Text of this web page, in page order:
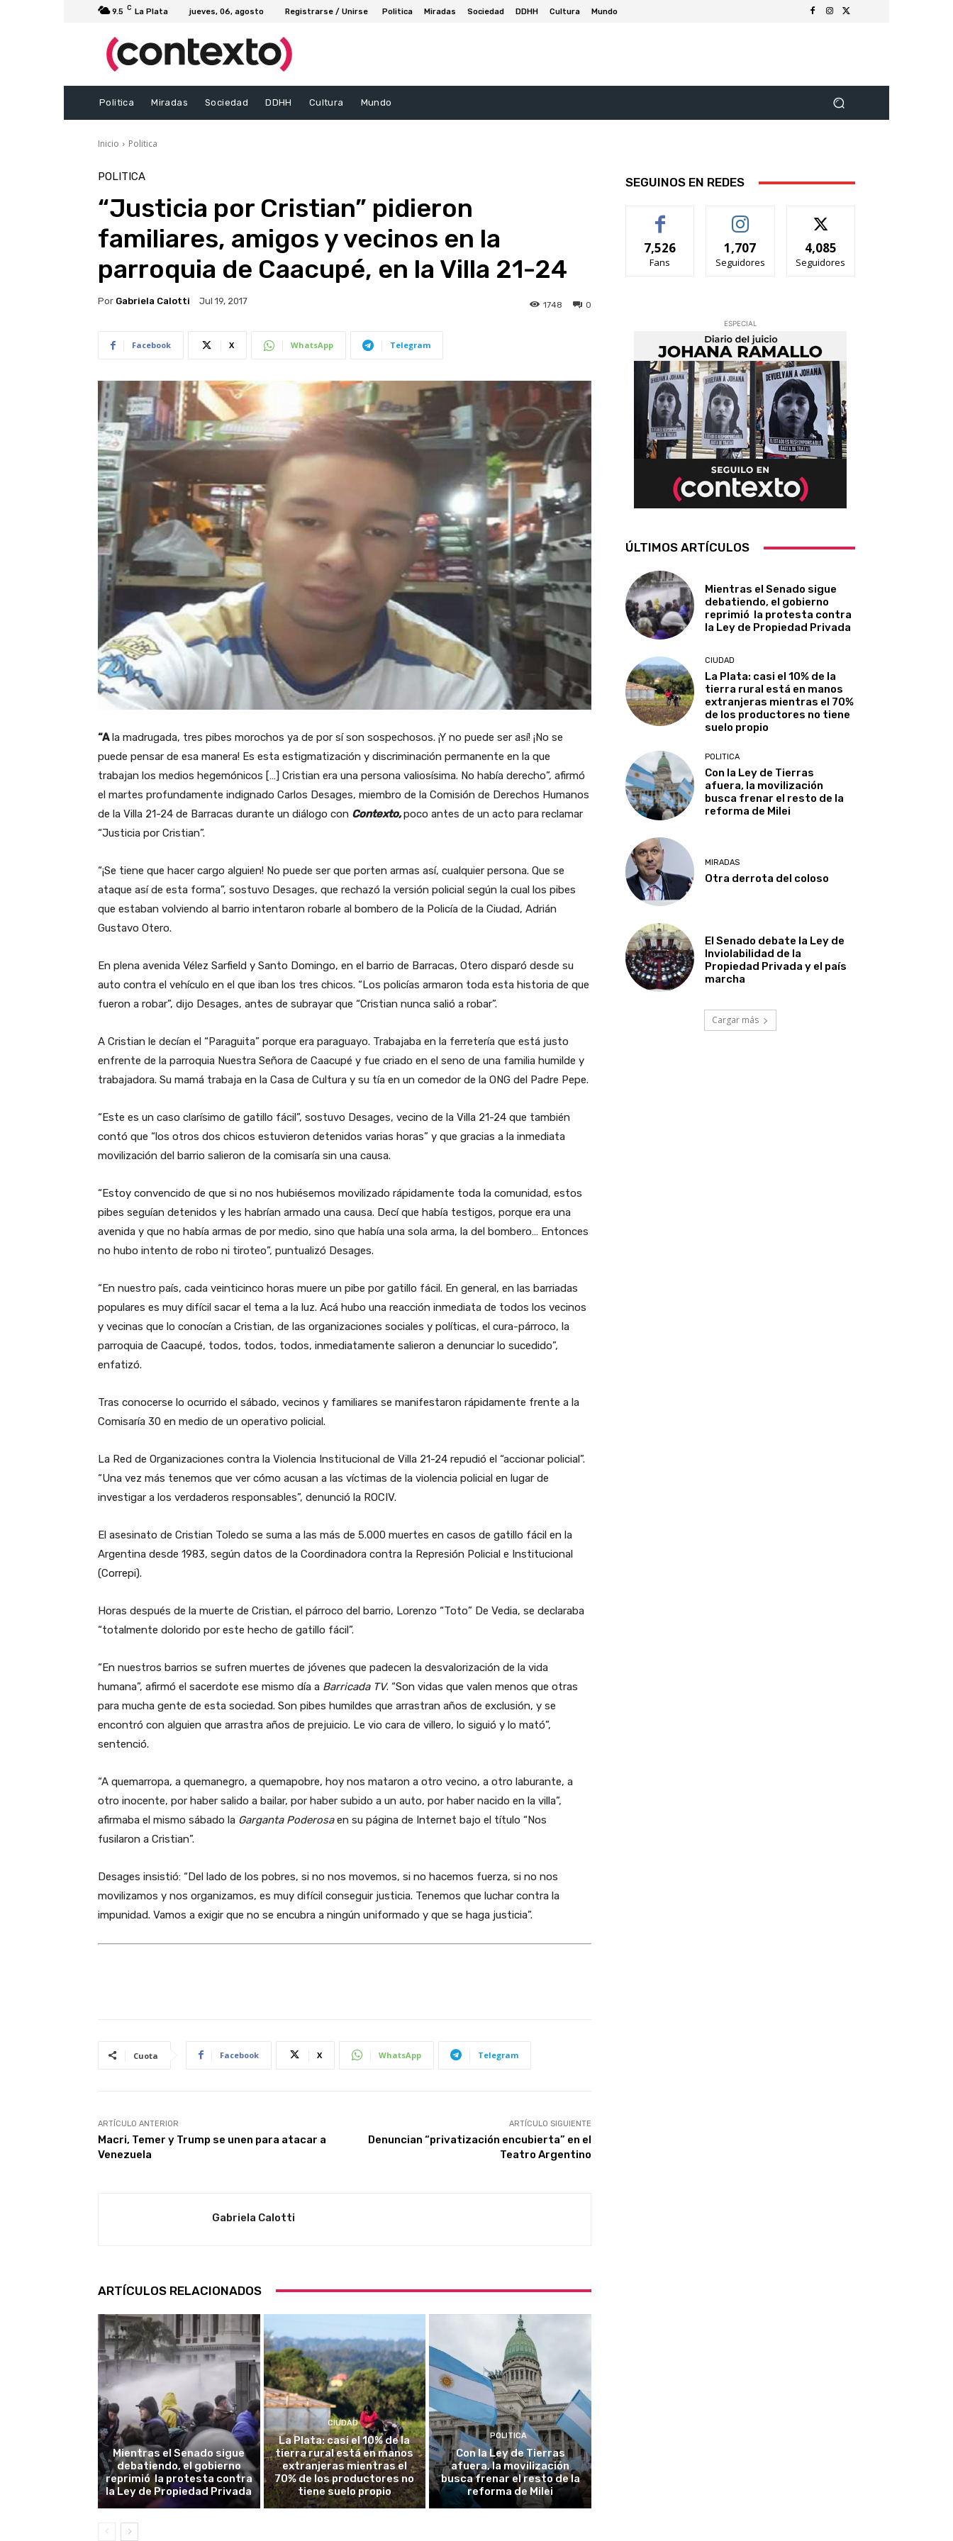
9.5 C La Plata jueves, 06, agosto Registrarse / Unirse Politica Miradas Sociedad DDHH Cultura Mundo
Politica Miradas Sociedad DDHH Cultura Mundo
Inicio Politica
POLITICA
“Justicia por Cristian” pidieron
familiares, amigos y vecinos en la
parroquia de Caacupé, en la Villa 21-24
Por Gabriela Calotti Jul 19, 2017 0
1748
Facebook X WhatsApp Telegram
“Ala madrugada, tres pibes morochos ya de por sí son sospechosos. ¡Y no puede ser así! ¡No se
puede pensar de esa manera! Es esta estigmatización y discriminación permanente en la que
trabajan los medios hegemónicos […] Cristian era una persona valiosísima. No había derecho”, afirmó
el martes profundamente indignado Carlos Desages, miembro de la Comisión de Derechos Humanos
de la Villa 21-24 de Barracas durante un diálogo con Contexto,poco antes de un acto para reclamar
“Justicia por Cristian”.
“¡Se tiene que hacer cargo alguien! No puede ser que porten armas así, cualquier persona. Que se
ataque así de esta forma”, sostuvo Desages, que rechazó la versión policial según la cual los pibes
que estaban volviendo al barrio intentaron robarle al bombero de la Policía de la Ciudad, Adrián
Gustavo Otero.
En plena avenida Vélez Sarfield y Santo Domingo, en el barrio de Barracas, Otero disparó desde su
auto contra el vehículo en el que iban los tres chicos. “Los policías armaron toda esta historia de que
fueron a robar”, dijo Desages, antes de subrayar que “Cristian nunca salió a robar”.
A Cristian le decían el “Paraguita” porque era paraguayo. Trabajaba en la ferretería que está justo
enfrente de la parroquia Nuestra Señora de Caacupé y fue criado en el seno de una familia humilde y
trabajadora. Su mamá trabaja en la Casa de Cultura y su tía en un comedor de la ONG del Padre Pepe.
“Este es un caso clarísimo de gatillo fácil”, sostuvo Desages, vecino de la Villa 21-24 que también
contó que “los otros dos chicos estuvieron detenidos varias horas” y que gracias a la inmediata
movilización del barrio salieron de la comisaría sin una causa.
“Estoy convencido de que si no nos hubiésemos movilizado rápidamente toda la comunidad, estos
pibes seguían detenidos y les habrían armado una causa. Decí que había testigos, porque era una
avenida y que no había armas de por medio, sino que había una sola arma, la del bombero… Entonces
no hubo intento de robo ni tiroteo”, puntualizó Desages.
“En nuestro país, cada veinticinco horas muere un pibe por gatillo fácil. En general, en las barriadas
populares es muy difícil sacar el tema a la luz. Acá hubo una reacción inmediata de todos los vecinos
y vecinas que lo conocían a Cristian, de las organizaciones sociales y políticas, el cura-párroco, la
parroquia de Caacupé, todos, todos, todos, inmediatamente salieron a denunciar lo sucedido”,
enfatizó.
Tras conocerse lo ocurrido el sábado, vecinos y familiares se manifestaron rápidamente frente a la
Comisaría 30 en medio de un operativo policial.
La Red de Organizaciones contra la Violencia Institucional de Villa 21-24 repudió el “accionar policial”.
“Una vez más tenemos que ver cómo acusan a las víctimas de la violencia policial en lugar de
investigar a los verdaderos responsables”, denunció la ROCIV.
El asesinato de Cristian Toledo se suma a las más de 5.000 muertes en casos de gatillo fácil en la
Argentina desde 1983, según datos de la Coordinadora contra la Represión Policial e Institucional
(Correpi).
Horas después de la muerte de Cristian, el párroco del barrio, Lorenzo “Toto” De Vedia, se declaraba
“totalmente dolorido por este hecho de gatillo fácil”.
“En nuestros barrios se sufren muertes de jóvenes que padecen la desvalorización de la vida
humana”, afirmó el sacerdote ese mismo día a Barricada TV. “Son vidas que valen menos que otras
para mucha gente de esta sociedad. Son pibes humildes que arrastran años de exclusión, y se
encontró con alguien que arrastra años de prejuicio. Le vio cara de villero, lo siguió y lo mató”,
sentenció.
“A quemarropa, a quemanegro, a quemapobre, hoy nos mataron a otro vecino, a otro laburante, a
otro inocente, por haber salido a bailar, por haber subido a un auto, por haber nacido en la villa”,
afirmaba el mismo sábado la Garganta Poderosaen su página de Internet bajo el título “Nos
fusilaron a Cristian”.
Desages insistió: “Del lado de los pobres, si no nos movemos, si no hacemos fuerza, si no nos
movilizamos y nos organizamos, es muy difícil conseguir justicia. Tenemos que luchar contra la
impunidad. Vamos a exigir que no se encubra a ningún uniformado y que se haga justicia”.
Cuota Facebook X WhatsApp Telegram
ARTÍCULO ANTERIOR
Macri, Temer y Trump se unen para atacar a
Venezuela
ARTÍCULO SIGUIENTE
Denuncian “privatización encubierta” en el
Teatro Argentino
Gabriela Calotti
ARTÍCULOS RELACIONADOS
Mientras el Senado sigue
debatiendo, el gobierno
reprimió la protesta contra
la Ley de Propiedad Privada
CIUDAD
La Plata: casi el 10% de la
tierra rural está en manos
extranjeras mientras el
70% de los productores no
tiene suelo propio
POLITICA
Con la Ley de Tierras
afuera, la movilización
busca frenar el resto de la
reforma de Milei
SEGUINOS EN REDES
7,526
Fans
1,707
Seguidores
4,085
Seguidores
ESPECIAL
ÚLTIMOS ARTÍCULOS
Mientras el Senado sigue
debatiendo, el gobierno
reprimió la protesta contra
la Ley de Propiedad Privada
CIUDAD
La Plata: casi el 10% de la
tierra rural está en manos
extranjeras mientras el 70%
de los productores no tiene
suelo propio
POLITICA
Con la Ley de Tierras
afuera, la movilización
busca frenar el resto de la
reforma de Milei
MIRADAS
Otra derrota del coloso
El Senado debate la Ley de
Inviolabilidad de la
Propiedad Privada y el país
marcha
Cargar más